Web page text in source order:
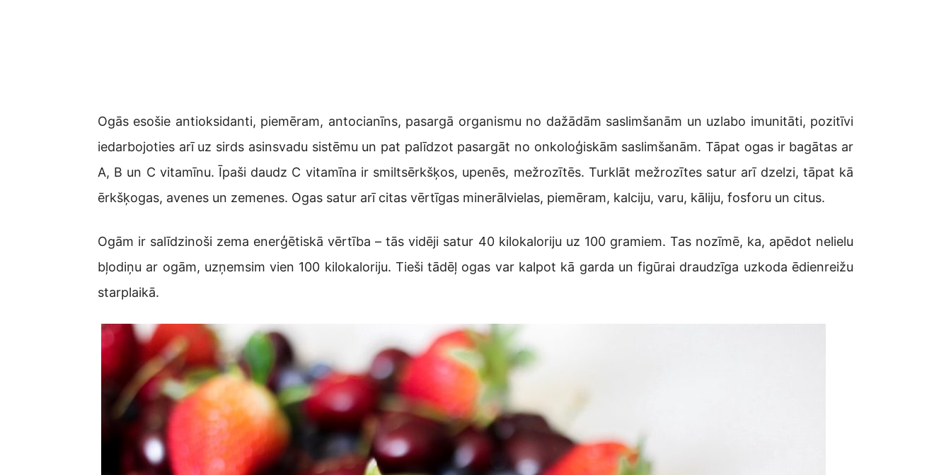
Ogās esošie antioksidanti, piemēram, antocianīns, pasargā organismu no dažādām saslimšanām un uzlabo imunitāti, pozitīvi
iedarbojoties arī uz sirds asinsvadu sistēmu un pat palīdzot pasargāt no onkoloģiskām saslimšanām. Tāpat ogas ir bagātas ar
A, B un C vitamīnu. Īpaši daudz C vitamīna ir smiltsērkšķos, upenēs, mežrozītēs. Turklāt mežrozītes satur arī dzelzi, tāpat kā
ērkšķogas, avenes un zemenes. Ogas satur arī citas vērtīgas minerālvielas, piemēram, kalciju, varu, kāliju, fosforu un citus.
Ogām ir salīdzinoši zema enerģētiskā vērtība – tās vidēji satur 40 kilokaloriju uz 100 gramiem. Tas nozīmē, ka, apēdot nelielu
bļodiņu ar ogām, uzņemsim vien 100 kilokaloriju. Tieši tādēļ ogas var kalpot kā garda un figūrai draudzīga uzkoda ēdienreižu
starplaikā.